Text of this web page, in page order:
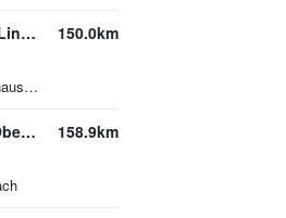
E aktiv markt Limburg - Lindenholzhausen 150.0km
E aktiv markt Beselich-Obertiefenbach 158.9km